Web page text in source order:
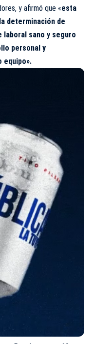
y afirmó que «esta
determinación de
laboral sano y seguro
personal y
equipo».